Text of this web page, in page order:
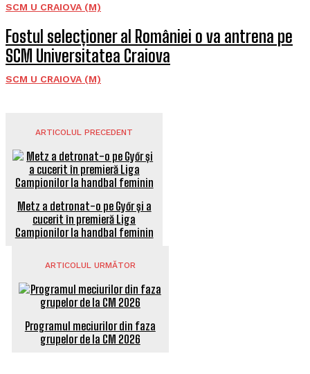
SCM U CRAIOVA (M)
Fostul selecționer al României o va antrena pe
SCM Universitatea Craiova
SCM U CRAIOVA (M)
ARTICOLUL PRECEDENT
Metz a detronat-o pe Győr și a
cucerit în premieră Liga
Campionilor la handbal feminin
ARTICOLUL URMĂTOR
Programul meciurilor din faza
grupelor de la CM 2026